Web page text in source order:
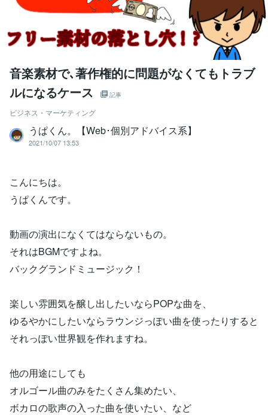
音楽素材で､著作権的に問題がなくてもトラブ
ルになるケース
記事
ビジネス・マーケティング
うぱくん。【Web･個別アドバイス系】
2021/10/07 13:53
こんにちは。
うぱくんです。
動画の演出になくてはならないもの。
それはBGMですよね。
バックグランドミュージック！
楽しい雰囲気を醸し出したいならPOPな曲を、
ゆるやかにしたいならラウンジっぽい曲を使ったりすると
それっぽい世界観を作れますね。
他の用途にしても
オルゴール曲のみをたくさん集めたい、
ボカロの歌声の入った曲を使いたい、など